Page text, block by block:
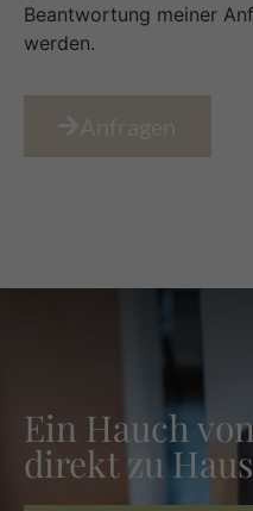
Beantwortung meiner
werden.
Anfragen
Ein Hauch
direkt zu